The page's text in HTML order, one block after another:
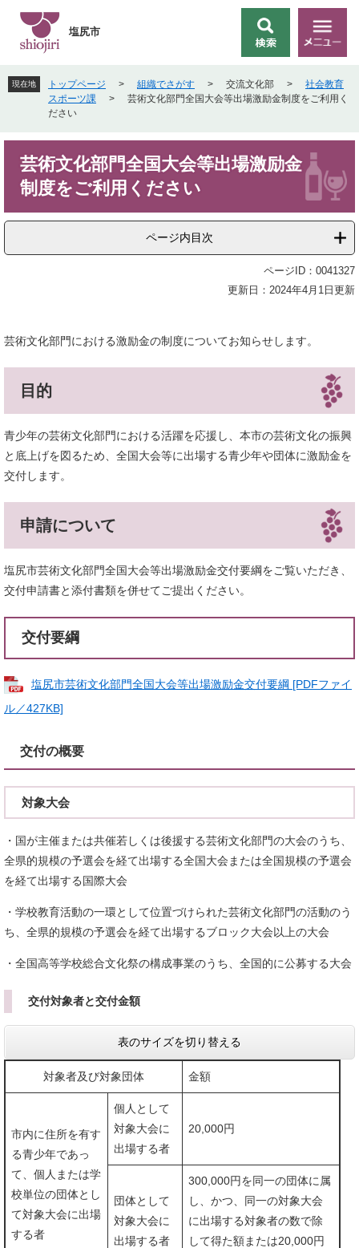
先
頭
。
を
飛
て
索
メ
ニ
ー
塩尻市
現在地 トップページ > 組織でさがす > 交流文化部 >
社会教育
スポーツ課
>
芸術文化部門全国大会等出場激励金制度をご利用く
ださい
芸術文化部門全国大会等出場激励金
制度をご利用ください
ページ内目次
ページID：0041327
更新日：2024年4月1日更新
芸術文化部門における激励金の制度についてお知らせします。
目的
青少年の芸術文化部門における活躍を応援し、本市の芸術文化の振興
と底上げを図るため、全国大会等に出場する青少年や団体に激励金を
交付します。
申請について
塩尻市芸術文化部門全国大会等出場激励金交付要綱をご覧いただき、
交付申請書と添付書類を併せてご提出ください。
交付要綱
塩尻市芸術文化部門全国大会等出場激励金交付要綱 [PDFファイ
ル／427KB]
交付の概要
対象大会
・国が主催または共催若しくは後援する芸術文化部門の大会のうち、
全県的規模の予選会を経て出場する全国大会または全国規模の予選会
を経て出場する国際大会
・学校教育活動の一環として位置づけられた芸術文化部門の活動のう
ち、全県的規模の予選会を経て出場するブロック大会以上の大会
・全国高等学校総合文化祭の構成事業のうち、全国的に公募する大会
交付対象者と交付金額
表のサイズを切り替える
対象者及び対象団体 金額
市内に住所を有す
る青少年であっ
て、個人または学
校単位の団体とし
て対象大会に出場
する者
個人として
対象大会に
出場する者
20,000円
団体として
対象大会に
出場する者
300,000円を同一の団体に属
し、かつ、同一の対象大会
に出場する対象者の数で除
して得た額または20,000円